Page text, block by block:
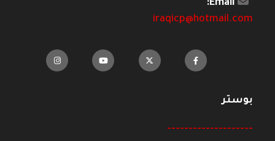
Email:
iraqicp@hotmail.com
بوستر
--------------------